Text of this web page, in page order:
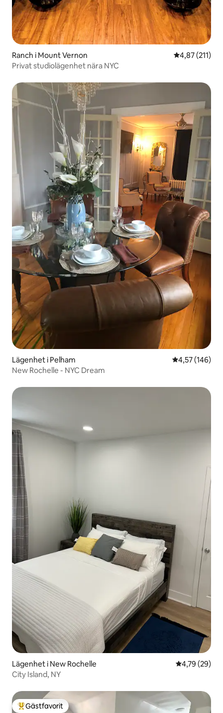
Ranch i Mount Vernon 4,87 av 5 i
4,87 (211)
Privat studiolägenhet nära NYC
Lägenhet i Pelham 4,57 av 5 i
4,57 (146)
New Rochelle - NYC Dream
Lägenhet i New Rochelle 4,79 av 5 i
4,79 (29)
City Island, NY
Populär gästfavorit
Gästfavorit